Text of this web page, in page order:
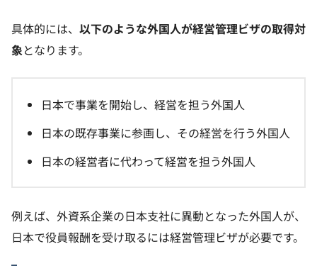
具体的には、 以下のような外国人が経営管理ビザの取得対
象となります。
日本で事業を開始し、経営を担う外国人
日本の既存事業に参画し、その経営を行う外国人
日本の経営者に代わって経営を担う外国人
例えば、外資系企業の日本支社に異動となった外国人が、
日本で役員報酬を受け取るには経営管理ビザが必要です。